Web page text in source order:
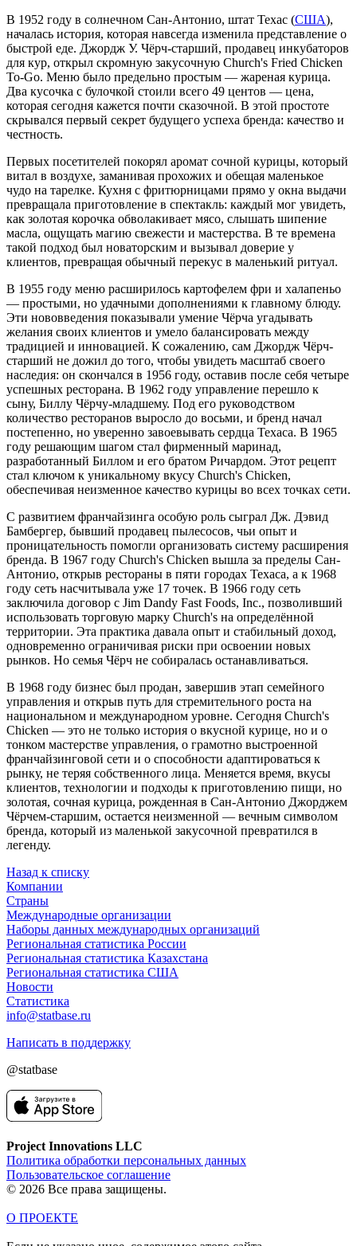
В 1952 году в солнечном Сан-Антонио, штат Техас (США),
началась история, которая навсегда изменила представление о
быстрой еде. Джордж У. Чёрч-старший, продавец инкубаторов
для кур, открыл скромную закусочную Church's Fried Chicken
To-Go. Меню было предельно простым — жареная курица.
Два кусочка с булочкой стоили всего 49 центов — цена,
которая сегодня кажется почти сказочной. В этой простоте
скрывался первый секрет будущего успеха бренда: качество и
честность.
Первых посетителей покорял аромат сочной курицы, который
витал в воздухе, заманивая прохожих и обещая маленькое
чудо на тарелке. Кухня с фритюрницами прямо у окна выдачи
превращала приготовление в спектакль: каждый мог увидеть,
как золотая корочка обволакивает мясо, слышать шипение
масла, ощущать магию свежести и мастерства. В те времена
такой подход был новаторским и вызывал доверие у
клиентов, превращая обычный перекус в маленький ритуал.
В 1955 году меню расширилось картофелем фри и халапеньо
— простыми, но удачными дополнениями к главному блюду.
Эти нововведения показывали умение Чёрча угадывать
желания своих клиентов и умело балансировать между
традицией и инновацией. К сожалению, сам Джордж Чёрч-
старший не дожил до того, чтобы увидеть масштаб своего
наследия: он скончался в 1956 году, оставив после себя четыре
успешных ресторана. В 1962 году управление перешло к
сыну, Биллу Чёрчу-младшему. Под его руководством
количество ресторанов выросло до восьми, и бренд начал
постепенно, но уверенно завоевывать сердца Техаса. В 1965
году решающим шагом стал фирменный маринад,
разработанный Биллом и его братом Ричардом. Этот рецепт
стал ключом к уникальному вкусу Church's Chicken,
обеспечивая неизменное качество курицы во всех точках сети.
С развитием франчайзинга особую роль сыграл Дж. Дэвид
Бамбергер, бывший продавец пылесосов, чьи опыт и
проницательность помогли организовать систему расширения
бренда. В 1967 году Church's Chicken вышла за пределы Сан-
Антонио, открыв рестораны в пяти городах Техаса, а к 1968
году сеть насчитывала уже 17 точек. В 1966 году сеть
заключила договор с Jim Dandy Fast Foods, Inc., позволивший
использовать торговую марку Church's на определённой
территории. Эта практика давала опыт и стабильный доход,
одновременно ограничивая риски при освоении новых
рынков. Но семья Чёрч не собиралась останавливаться.
В 1968 году бизнес был продан, завершив этап семейного
управления и открыв путь для стремительного роста на
национальном и международном уровне. Сегодня Church's
Chicken — это не только история о вкусной курице, но и о
тонком мастерстве управления, о грамотно выстроенной
франчайзинговой сети и о способности адаптироваться к
рынку, не теряя собственного лица. Меняется время, вкусы
клиентов, технологии и подходы к приготовлению пищи, но
золотая, сочная курица, рожденная в Сан-Антонио Джорджем
Чёрчем-старшим, остается неизменной — вечным символом
бренда, который из маленькой закусочной превратился в
легенду.
Назад к списку
Компании
Страны
Международные организации
Наборы данных международных организаций
Региональная статистика России
Региональная статистика Казахстана
Региональная статистика США
Новости
Статистика
info@statbase.ru
Написать в поддержку
@statbase
Project Innovations LLC
Политика обработки персональных данных
Пользовательское соглашение
© 2026 Все права защищены.
О ПРОЕКТЕ